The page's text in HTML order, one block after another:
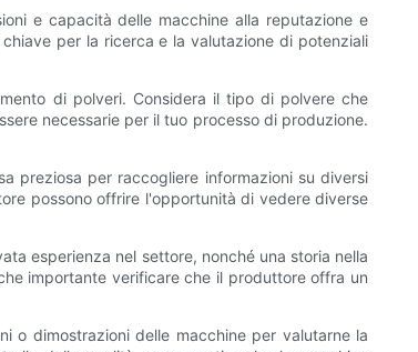
e capacità delle macchine alla reputazione e
per la ricerca e la valutazione di potenziali
di polveri. Considera il tipo di polvere che
necessarie per il tuo processo di produzione.
preziosa per raccogliere informazioni su diversi
possono offrire l'opportunità di vedere diverse
esperienza nel settore, nonché una storia nella
importante verificare che il produttore offra un
o dimostrazioni delle macchine per valutarne la